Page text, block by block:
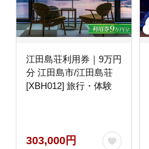
江田島荘利用券｜9万円
分 江田島市/江田島荘
[XBH012] 旅行・体験
303,000円